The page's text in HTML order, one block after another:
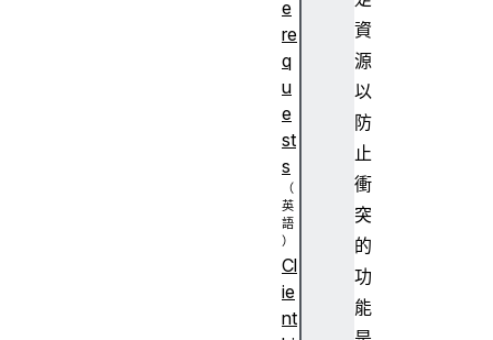
資
源
以
防
止
衝
突
的
功
能
e
re
q
u
e
st
s
Cl
ie
nt